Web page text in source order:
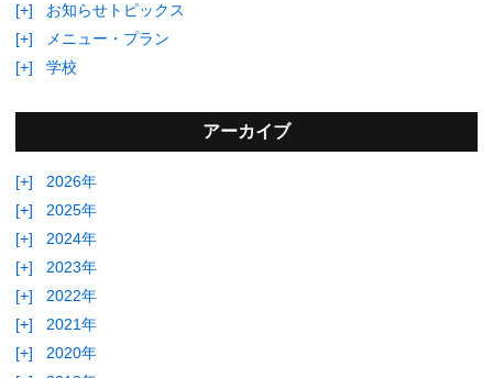
[+]
お知らせトピックス
[+]
メニュー・プラン
[+]
学校
アーカイブ
[+]
2026年
[+]
2025年
[+]
2024年
[+]
2023年
[+]
2022年
[+]
2021年
[+]
2020年